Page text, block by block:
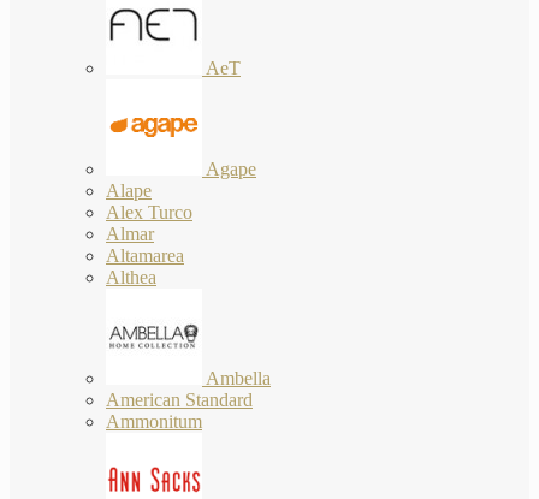
AeT
Agape
Alape
Alex Turco
Almar
Altamarea
Althea
Ambella
American Standard
Ammonitum